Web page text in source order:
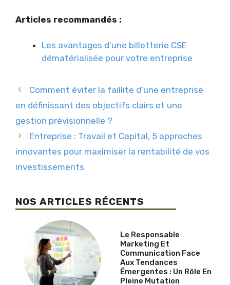
Articles recommandés :
Les avantages d’une billetterie CSE
dématérialisée pour votre entreprise
Comment éviter la faillite d’une entreprise
en définissant des objectifs clairs et une
gestion prévisionnelle ?
Entreprise : Travail et Capital, 5 approches
innovantes pour maximiser la rentabilité de vos
investissements
NOS ARTICLES RÉCENTS
Le Responsable
Marketing Et
Communication Face
Aux Tendances
Émergentes : Un Rôle En
Pleine Mutation